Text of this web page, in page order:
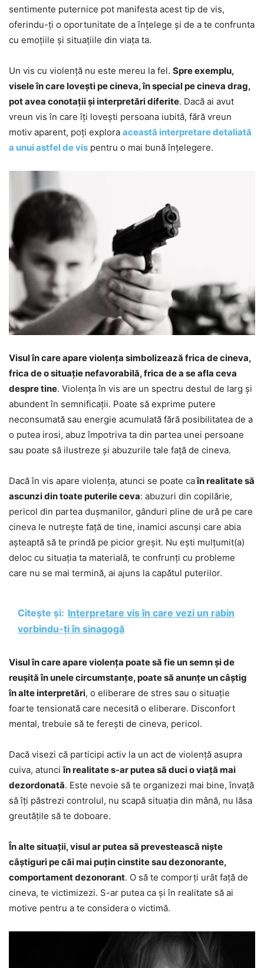
sentimente puternice pot manifesta acest tip de vis,
oferindu-ți o oportunitate de a înțelege și de a te confrunta
cu emoțiile și situațiile din viața ta.
Un vis cu violență nu este mereu la fel. Spre exemplu,
visele în care lovești pe cineva, în special pe cineva drag,
pot avea conotații și interpretări diferite. Dacă ai avut
vreun vis în care îți lovești persoana iubită, fără vreun
motiv aparent, poți explora această interpretare detaliată
a unui astfel de vis pentru o mai bună înțelegere.
Visul în care apare violența simbolizează frica de cineva,
frica de o situație nefavorabilă, frica de a se afla ceva
despre tine. Violența în vis are un spectru destul de larg și
abundent în semnificații. Poate să exprime putere
neconsumată sau energie acumulată fără posibilitatea de a
o putea irosi, abuz împotriva ta din partea unei persoane
sau poate să ilustreze și abuzurile tale față de cineva.
Dacă în vis apare violența, atunci se poate caîn realitate să
ascunzi din toate puterile ceva: abuzuri din copilărie,
pericol din partea dușmanilor, gânduri pline de ură pe care
cineva le nutrește față de tine, inamici ascunși care abia
așteaptă să te prindă pe picior greșit. Nu ești mulțumit(a)
deloc cu situația ta materială, te confrunți cu probleme
care nu se mai termină, ai ajuns la capătul puterilor.
Citește și: Interpretare vis în care vezi un rabin
vorbindu-ți în sinagogă
Visul în care apare violența poate să fie un semn și de
reușită în unele circumstanțe, poate să anunțe un câștig
în alte interpretări, o eliberare de stres sau o situație
foarte tensionată care necesită o eliberare. Disconfort
mental, trebuie să te ferești de cineva, pericol.
Dacă visezi că participi activ la un act de violență asupra
cuiva, atunciîn realitate s-ar putea să duci o viață mai
dezordonată. Este nevoie să te organizezi mai bine, învață
să îți păstrezi controlul, nu scapă situația din mână, nu lăsa
greutățile să te doboare.
În alte situații, visul ar putea să prevestească niște
câștiguri pe căi mai puțin cinstite sau dezonorante,
comportament dezonorant. O să te comporți urât față de
cineva, te victimizezi. S-ar putea ca și în realitate să ai
motive pentru a te considera o victimă.